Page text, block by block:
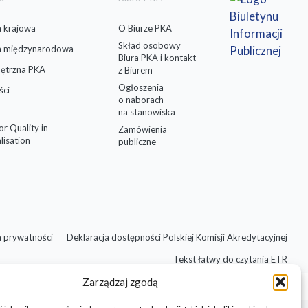
Zarządzaj zgodą
krajowa
międzynarodowa
PKA
Quality in
O Biurze PKA
Skład osobowy
Biura PKA i kontakt
z Biurem
Ogłoszenia
o naborach
na stanowiska
Zamówienia
publiczne
prywatności
Deklaracja dostępności Polskiej Komisji Akredytacyjnej
Tekst łatwy do czytania ETR